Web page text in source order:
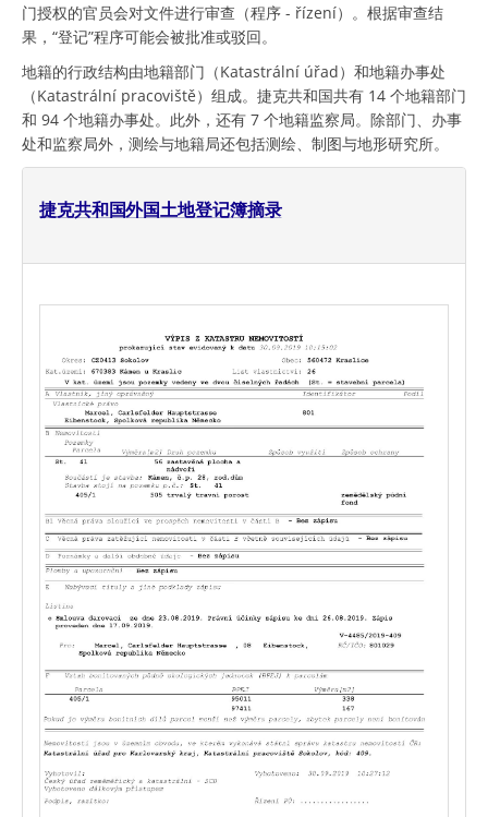
门授权的官员会对文件进行审查（程序 - řízení）。根据审查结
果，“登记”程序可能会被批准或驳回。
地籍的行政结构由地籍部门（Katastrální úřad）和地籍办事处
（Katastrální pracoviště）组成。捷克共和国共有 14 个地籍部门
和 94 个地籍办事处。此外，还有 7 个地籍监察局。除部门、办事
处和监察局外，测绘与地籍局还包括测绘、制图与地形研究所。
捷克共和国外国土地登记簿摘录